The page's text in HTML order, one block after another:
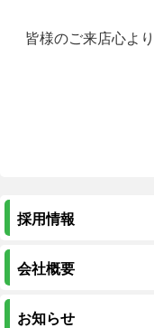
皆様のご来店心よ
採用情報
会社概要
お知らせ